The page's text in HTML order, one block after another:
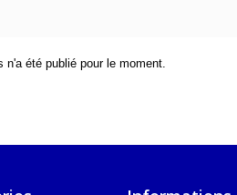
n'a été publié pour le moment.